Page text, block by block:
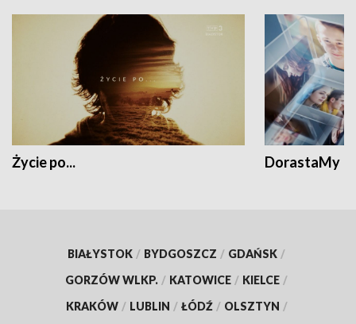
Życie po... DorastaMy
BIAŁYSTOK / BYDGOSZCZ / GDAŃSK /
GORZÓW WLKP. / KATOWICE / KIELCE /
KRAKÓW / LUBLIN / ŁÓDŹ / OLSZTYN /